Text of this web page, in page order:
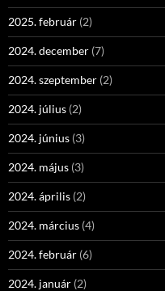
2025. február (2)
2024. december (7)
2024. szeptember (2)
2024. július (2)
2024. június (3)
2024. május (3)
2024. április (2)
2024. március (4)
2024. február (6)
2024. január (2)